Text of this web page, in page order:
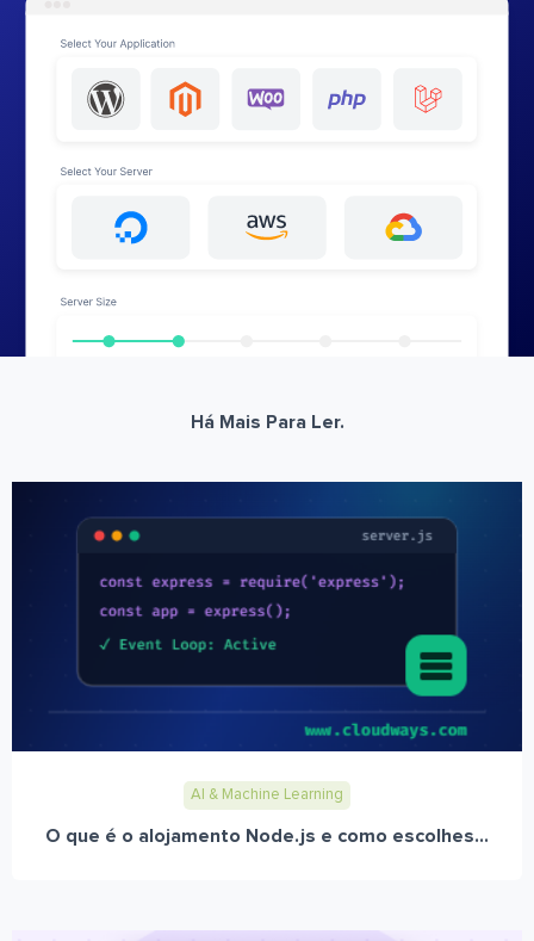
Há Mais Para Ler.
AI & Machine Learning
O que é o alojamento Node.js e como escolhes...